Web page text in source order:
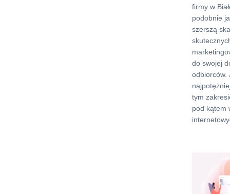
firmy w
podobnie
szerszą
do swojej
odbiorców.
tym
pod kątem